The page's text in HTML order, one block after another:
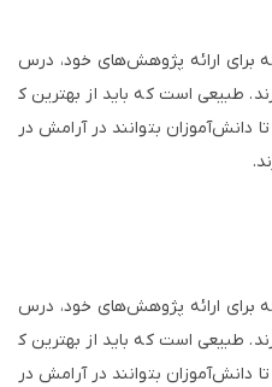
برای ارائه پژوهش‌های خود، درس
طبیعی است که باید از بهترین ک
دانش‌آموزان بتوانند در آرامش در
برای ارائه پژوهش‌های خود، درس
طبیعی است که باید از بهترین ک
دانش‌آموزان بتوانند در آرامش در